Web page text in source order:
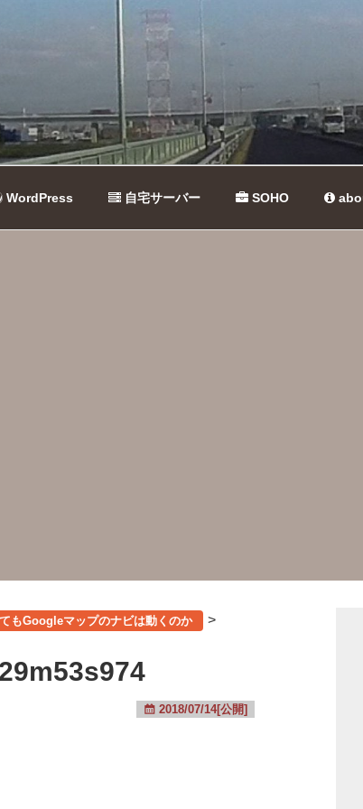
WordPress 自宅サーバー SOHO
もGoogleマップのナビは動くのか >
2018/07/14[公開]